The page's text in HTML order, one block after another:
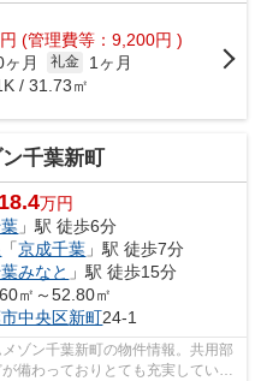
円 (管理費等：9,200円 )
ヶ月 礼金
1ヶ月
/ 31.73㎡
千葉新町
18.4万円
」駅 徒歩6分
「京成千葉 」駅 徒歩7分
みなと 」駅 徒歩15分
㎡～52.80㎡
中央区新町24-1
ゾン千葉新町の物件情報。共用部
備わっておりとても充実していま